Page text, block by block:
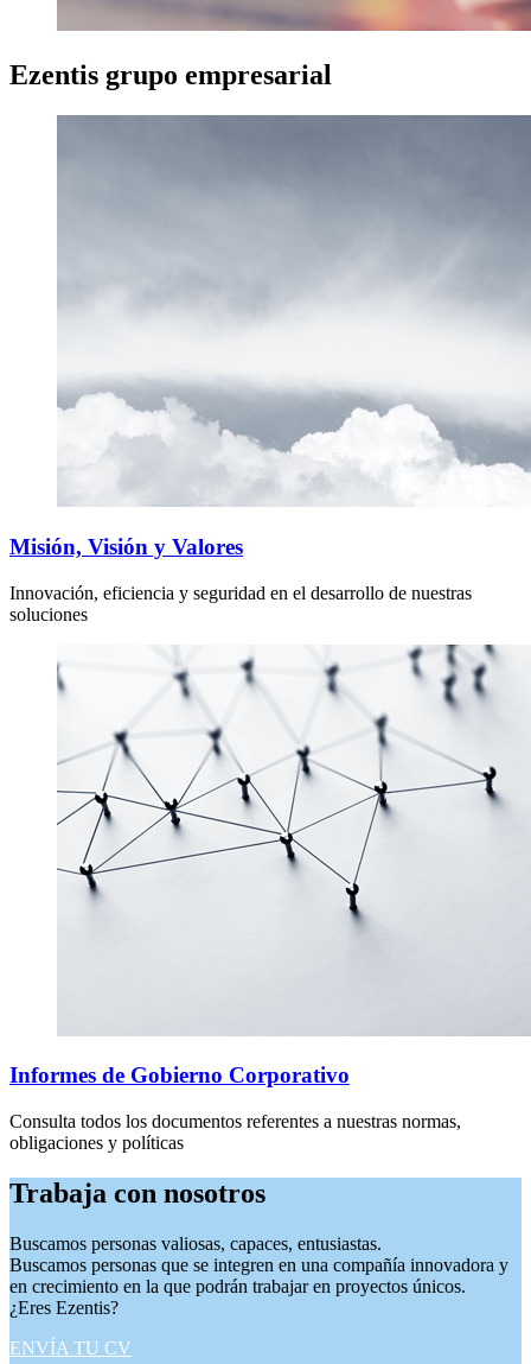
Ezentis grupo empresarial
Misión, Visión y Valores
Innovación, eficiencia y seguridad en el desarrollo de nuestras
soluciones
Informes de Gobierno Corporativo
Consulta todos los documentos referentes a nuestras normas,
obligaciones y políticas
Trabaja con nosotros
Buscamos personas valiosas, capaces, entusiastas.
Buscamos personas que se integren en una compañía innovadora y
en crecimiento en la que podrán trabajar en proyectos únicos.
¿Eres Ezentis?
ENVÍA TU CV